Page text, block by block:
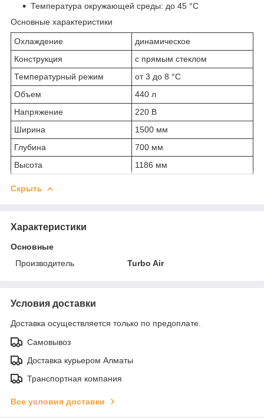
Температура окружающей среды: до 45 °С
Основные характеристики
Охлаждение
динамическое
Конструкция
с прямым стеклом
Температурный режим
от 3 до 8 °С
Объем
440 л
Напряжение
220 В
Ширина
1500 мм
Глубина
700 мм
Высота
1186 мм
Скрыть
Характеристики
Основные
Производитель
Turbo Air
Условия доставки
Доставка осуществляется только по предоплате.
Самовывоз
Доставка курьером Алматы
Транспортная компания
Все условия доставки